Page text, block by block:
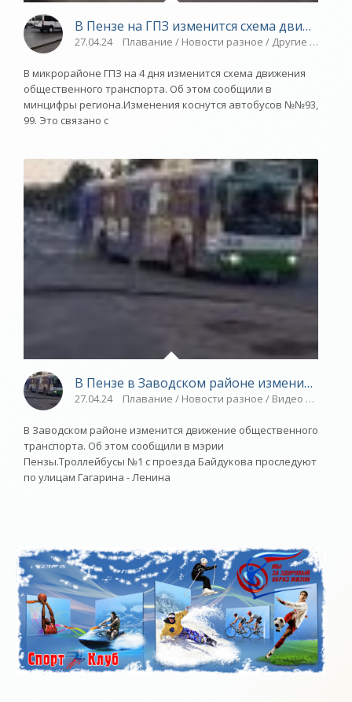
В Пензе на ГПЗ изменится схема
27.04.24 Плавание / Новости разное / Другие виды
В микрорайоне ГПЗ на 4 дня изменится схема движения
общественного транспорта. Об этом сообщили в
минцифры региона.Изменения коснутся автобусов №№93,
99. Это связано с
В Пензе в Заводском районе изменится
27.04.24 Плавание / Новости разное / Видео новости
В Заводском районе изменится движение общественного
транспорта. Об этом сообщили в мэрии
Пензы.Троллейбусы №1 с проезда Байдукова проследуют
по улицам Гагарина - Ленина